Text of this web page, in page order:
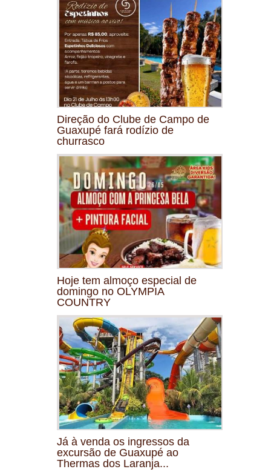
Direção do Clube de Campo de
Guaxupé fará rodízio de
churrasco
Hoje tem almoço especial de
domingo no OLYMPIA
COUNTRY
Já à venda os ingressos da
excursão de Guaxupé ao
Thermas dos Laranja...